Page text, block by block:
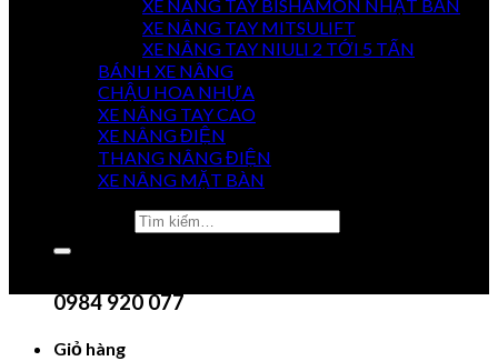
THANH TOÁN
KHI NHẬN HÀNG
TỐT NHẤT
0915 851 488
0984 920 077
Giỏ hàng
XE NÂNG TAY BISHAMON NHẬT BẢN
XE NÂNG TAY MITSULIFT
XE NÂNG TAY NIULI 2 TỚI 5 TẤN
BÁNH XE NÂNG
CHẬU HOA NHỰA
XE NÂNG TAY CAO
XE NÂNG ĐIỆN
THANG NÂNG ĐIỆN
XE NÂNG MẶT BÀN